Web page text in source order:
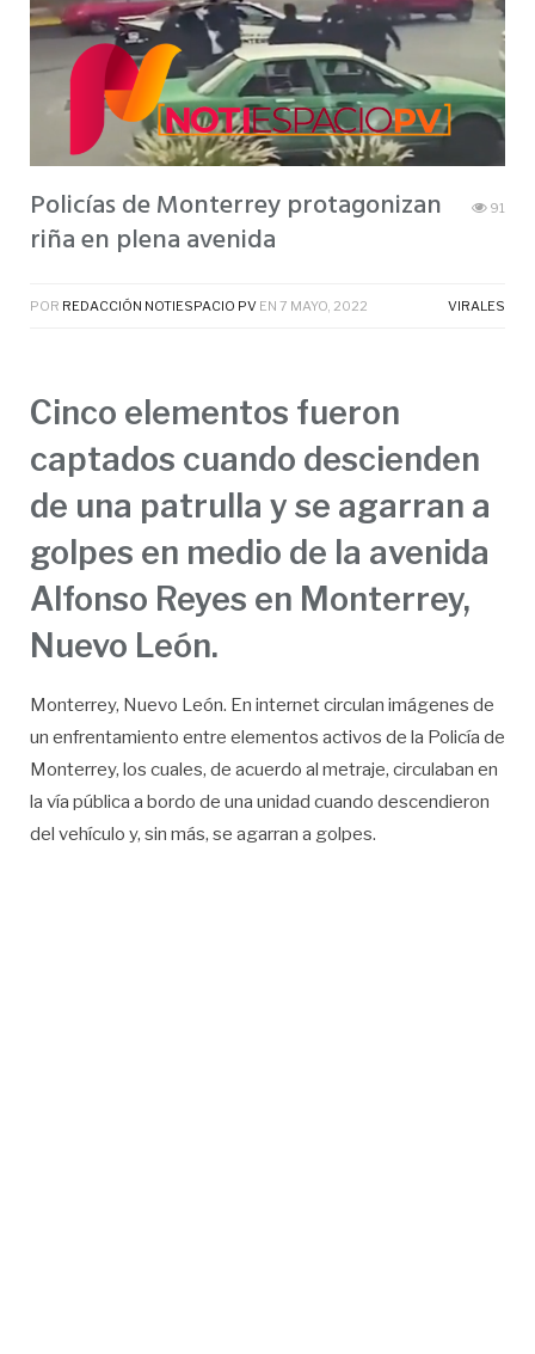
Policías de Monterrey protagonizan
riña en plena avenida
91
POR REDACCIÓN NOTIESPACIO PV EN 7 MAYO, 2022 VIRALES
Cinco elementos fueron
captados cuando descienden
de una patrulla y se agarran a
golpes en medio de la avenida
Alfonso Reyes en Monterrey,
Nuevo León.
Monterrey, Nuevo León. En internet circulan imágenes de
un enfrentamiento entre elementos activos de la Policía de
Monterrey, los cuales, de acuerdo al metraje, circulaban en
la vía pública a bordo de una unidad cuando descendieron
del vehículo y, sin más, se agarran a golpes.